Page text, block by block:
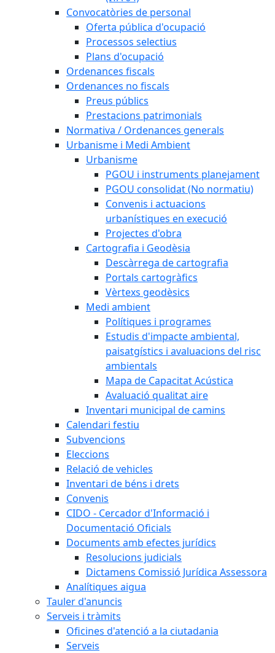
Convocatòries de personal
Oferta pública d'ocupació
Processos selectius
Plans d'ocupació
Ordenances fiscals
Ordenances no fiscals
Preus públics
Prestacions patrimonials
Normativa / Ordenances generals
Urbanisme i Medi Ambient
Urbanisme
PGOU i instruments planejament
PGOU consolidat (No normatiu)
Convenis i actuacions
urbanístiques en execució
Projectes d'obra
Cartografia i Geodèsia
Descàrrega de cartografia
Portals cartogràfics
Vèrtexs geodèsics
Medi ambient
Polítiques i programes
Estudis d'impacte ambiental,
paisatgístics i avaluacions del risc
ambientals
Mapa de Capacitat Acústica
Avaluació qualitat aire
Inventari municipal de camins
Calendari festiu
Subvencions
Eleccions
Relació de vehicles
Inventari de béns i drets
Convenis
CIDO - Cercador d'Informació i
Documentació Oficials
Documents amb efectes jurídics
Resolucions judicials
Dictamens Comissió Jurídica Assessora
Analítiques aigua
Tauler d'anuncis
Serveis i tràmits
Oficines d'atenció a la ciutadania
Serveis